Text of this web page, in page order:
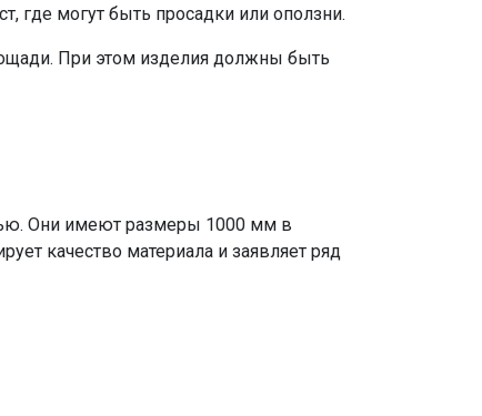
где могут быть просадки или оползни.
При этом изделия должны быть
Они имеют размеры 1000 мм в
качество материала и заявляет ряд